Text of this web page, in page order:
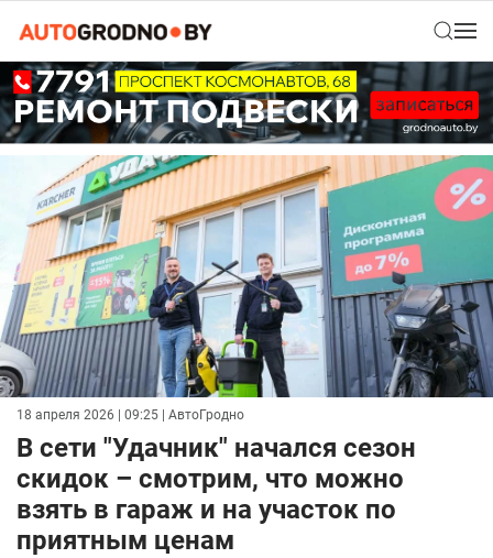
18 апреля 2026 | 09:25 | АвтоГродно
В сети "Удачник" начался сезон
скидок – смотрим, что можно
взять в гараж и на участок по
приятным ценам